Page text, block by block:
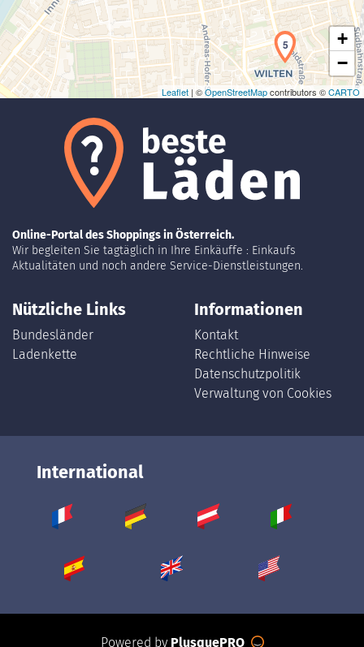
5
+
−
Leaflet | ©OpenStreetMapcontributors ©CARTO
Online-Portal des Shoppings in Österreich.
Wir begleiten Sie tagtäglich in Ihre Einkäuffe : Einkaufs
Aktualitäten und noch andere Service-Dienstleistungen.
Nützliche Links
Bundesländer
Ladenkette
Informationen
Kontakt
Rechtliche Hinweise
Datenschutzpolitik
Verwaltung von Cookies
International
Powered by PlusquePRO